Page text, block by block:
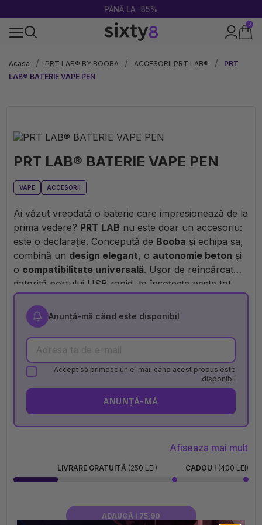
PÂNĂ LA -85%
0
Acasa
PRT LAB® BY BOOBA ACCESORII PRT LAB®
PRT
LAB® BATERIE VAPE PEN
PRT LAB® BATERIE VAPE PEN
VAPE ACCESORII
Ai văzut vreodată o baterie care impresionează de la
prima vedere? PRT LAB nu este doar un accesoriu:
este o declarație. Concepută de Booba și echipa sa,
combină un design elegant, o autonomie beton și
o compatibilitate universală. Ușor de reîncărcat
datorită portului USB rapid, te însoțește peste tot
fără să te lase la greu. Minimalistă, solidă și stilată,
bateriaPRT LAB întruchipează spiritul
fiabilă, rafinată și construită să dureze. Dacă îți place
echipamentul care lovește tare fără să facă zgomot,
Anunță-mă când este disponibil
Accept să primesc un e-mail când acest produs este
disponibil
ANUNȚĂ-MĂ
Afiseaza mai mult
LIVRARE GRATUITĂ (250 LEI) CADOU ! (400 LEI)
ADAUGĂ I 75,90